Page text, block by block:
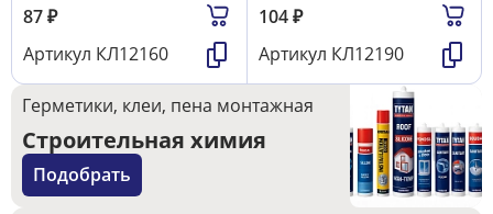
87₽
Артикул КЛ12160
104₽
Артикул КЛ12190
Герметики, клеи, пена монтажная
Строительная химия
Подобрать